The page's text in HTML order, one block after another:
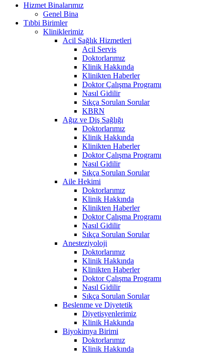
Hizmet Binalarımız
Genel Bina
Tıbbi Birimler
Kliniklerimiz
Acil Sağlık Hizmetleri
Acil Servis
Doktorlarımız
Klinik Hakkında
Klinikten Haberler
Doktor Çalışma Programı
Nasıl Gidilir
Sıkça Sorulan Sorular
KBRN
Ağız ve Diş Sağlığı
Doktorlarımız
Klinik Hakkında
Klinikten Haberler
Doktor Çalışma Programı
Nasıl Gidilir
Sıkça Sorulan Sorular
Aile Hekimi
Doktorlarımız
Klinik Hakkında
Klinikten Haberler
Doktor Çalışma Programı
Nasıl Gidilir
Sıkça Sorulan Sorular
Anesteziyoloji
Doktorlarımız
Klinik Hakkında
Klinikten Haberler
Doktor Çalışma Programı
Nasıl Gidilir
Sıkça Sorulan Sorular
Beslenme ve Diyetetik
Diyetisyenlerimiz
Klinik Hakkında
Biyokimya Birimi
Doktorlarımız
Klinik Hakkında